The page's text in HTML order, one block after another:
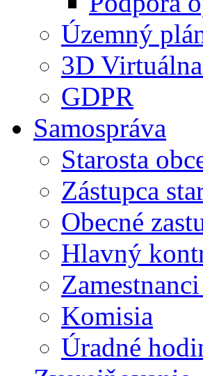
Územný
3D
GDPR
Samospráva
Starosta
Zástupca
Obecné
Hlavný
Komisia
Úradné